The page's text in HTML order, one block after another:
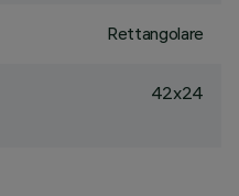
Rettangolare
42x24